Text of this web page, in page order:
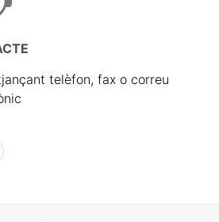
telèfon, fax o correu